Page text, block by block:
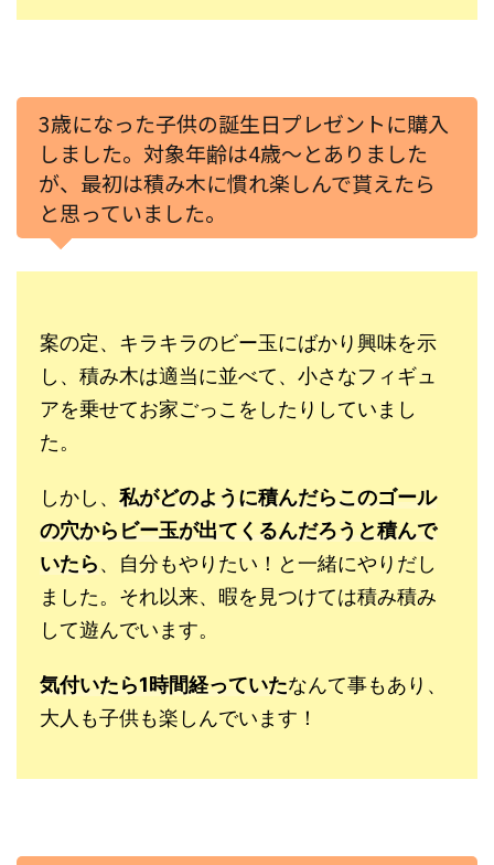
3歳になった子供の誕生日プレゼントに購入
しました。対象年齢は4歳〜とありました
が、最初は積み木に慣れ楽しんで貰えたら
と思っていました。
案の定、キラキラのビー玉にばかり興味を示
し、積み木は適当に並べて、小さなフィギュ
アを乗せてお家ごっこをしたりしていまし
た。
しかし、 私がどのように積んだらこのゴール
の穴からビー玉が出てくるんだろうと積んで
いたら、自分もやりたい！と一緒にやりだし
ました。 それ以来、暇を見つけては積み積み
して遊んでいます。
気付いたら1時間経っていたなんて事もあり、
大人も子供も楽しんでいます！